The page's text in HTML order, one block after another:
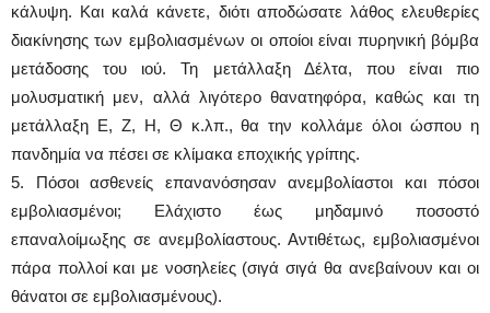
κάλυψη. Και καλά κάνετε, διότι αποδώσατε λάθος ελευθερίες
διακίνησης των εμβολιασμένων οι οποίοι είναι πυρηνική βόμβα
μετάδοσης του ιού. Τη μετάλλαξη Δέλτα, που είναι πιο
μολυσματική μεν, αλλά λιγότερο θανατηφόρα, καθώς και τη
μετάλλαξη Ε, Ζ, Η, Θ κ.λπ., θα την κολλάμε όλοι ώσπου η
πανδημία να πέσει σε κλίμακα εποχικής γρίπης.
5. Πόσοι ασθενείς επανανόσησαν ανεμβολίαστοι και πόσοι
εμβολιασμένοι; Ελάχιστο έως μηδαμινό ποσοστό
επαναλοίμωξης σε ανεμβολίαστους. Αντιθέτως, εμβολιασμένοι
πάρα πολλοί και με νοσηλείες (σιγά σιγά θα ανεβαίνουν και οι
θάνατοι σε εμβολιασμένους).